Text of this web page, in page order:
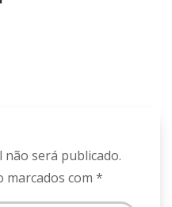
não será publicado.
com *